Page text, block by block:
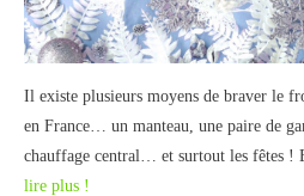
Il existe plusieurs moyens de braver le
en France… un manteau, une paire de
chauffage central… et surtout les fêtes !
lire plus !